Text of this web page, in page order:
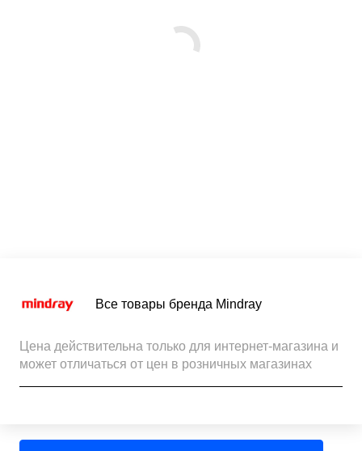
Все товары бренда Mindray
Цена действительна только для интернет-магазина и
может отличаться от цен в розничных магазинах